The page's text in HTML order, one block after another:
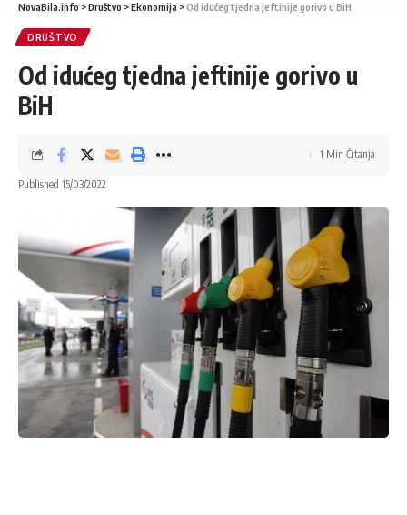
NovaBila.info >Društvo >Ekonomija >Od idućeg tjedna jeftinije gorivo u BiH
DRUŠTVO
Od idućeg tjedna jeftinije gorivo u
BiH
Published 15/03/2022
1 Min Čitanja